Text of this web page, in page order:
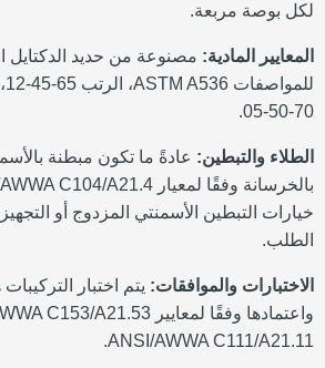
لكل بوصة مربعة.
المعايير المادية: مصنوعة من حديد الدكتايل
70-50-05.
الطلاء والتبطين: عادةً ما تكون مبطنة
خيارات التبطين الأسمنتي المزدوج أو
الطلب.
الاختبارات والموافقات: يتم اختبار
ANSI/AWWA C111/A21.11.